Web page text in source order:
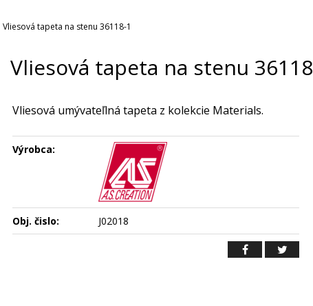
Vliesová tapeta na stenu 36118-1
Vliesová tapeta na stenu
Vliesová umývateľlná tapeta z kolekcie Materials.
Výrobca:
Obj. čislo: J02018